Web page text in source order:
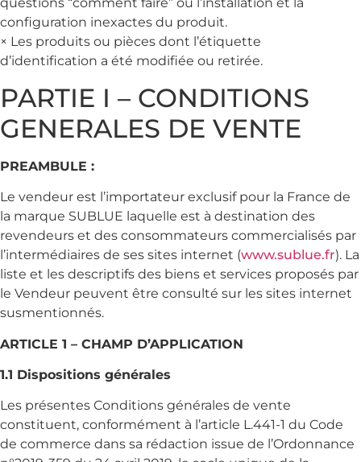
questions “comment faire” ou l’installation et la
configuration inexactes du produit.
× Les produits ou pièces dont l’étiquette
d’identification a été modifiée ou retirée.
PARTIE I – CONDITIONS
GENERALES DE VENTE
PREAMBULE :
Le vendeur est l’importateur exclusif pour la France de
la marque SUBLUE laquelle est à destination des
revendeurs et des consommateurs commercialisés par
l’intermédiaires de ses sites internet (www.sublue.fr). La
liste et les descriptifs des biens et services proposés par
le Vendeur peuvent être consulté sur les sites internet
susmentionnés.
ARTICLE 1 – CHAMP D’APPLICATION
1.1 Dispositions générales
Les présentes Conditions générales de vente
constituent, conformément à l’article L.441-1 du Code
de commerce dans sa rédaction issue de l’Ordonnance